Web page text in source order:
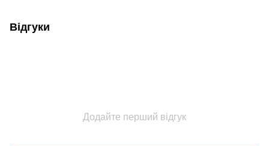
Відгуки
Додайте перший відгук